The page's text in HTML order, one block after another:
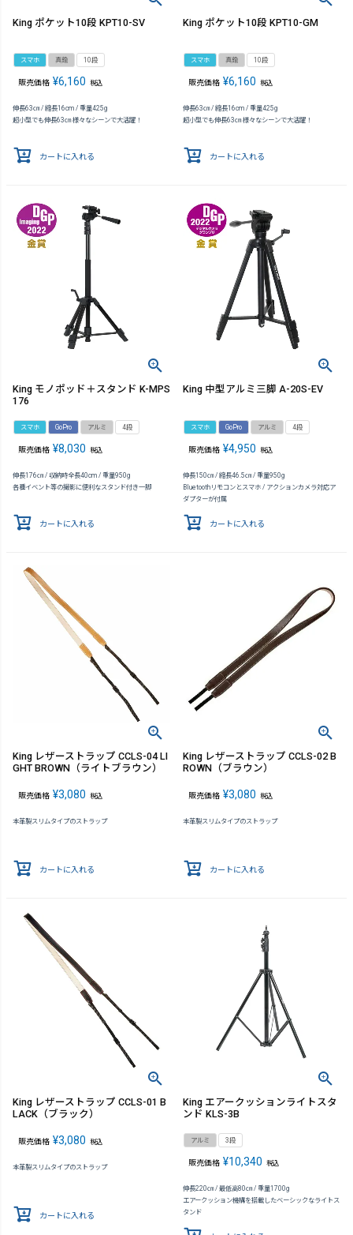
King ポケット10段 KPT10-SV
スマホ 真鍮 10段
販売価格 ¥6,160 税込
伸長63㎝ / 縮長16cm / 重量425g
超小型でも伸長63㎝ 様々なシーンで大活躍！
カートに入れる
King ポケット10段 KPT10-GM
スマホ 真鍮 10段
販売価格 ¥6,160 税込
伸長63㎝ / 縮長16cm / 重量425g
超小型でも伸長63㎝ 様々なシーンで大活躍！
カートに入れる
King モノポッド＋スタンド K-MPS
176
スマホ GoPro アルミ 4段
販売価格 ¥8,030 税込
伸長176㎝ / 収納時全長40cm / 重量950g
各種イベント等の撮影に便利なスタンド付き一脚
カートに入れる
King 中型アルミ三脚 A-20S-EV
スマホ GoPro アルミ 4段
販売価格 ¥4,950 税込
伸長150㎝ / 縮長46.5㎝ / 重量950g
Bluetoothリモコンとスマホ / アクションカメラ対応ア
ダプターが付属
カートに入れる
King レザーストラップ CCLS-04 LI
GHT BROWN（ライトブラウン）
販売価格 ¥3,080 税込
本革製スリムタイプのストラップ
カートに入れる
King レザーストラップ CCLS-02 B
ROWN（ブラウン）
販売価格 ¥3,080 税込
本革製スリムタイプのストラップ
カートに入れる
King レザーストラップ CCLS-01 B
LACK（ブラック）
販売価格 ¥3,080 税込
本革製スリムタイプのストラップ
カートに入れる
King エアークッションライトスタ
ンド KLS-3B
アルミ 3段
販売価格 ¥10,340 税込
伸長220㎝ / 最低高80㎝ / 重量1700g
エアークッション機構を搭載したベーシックなライトス
タンド